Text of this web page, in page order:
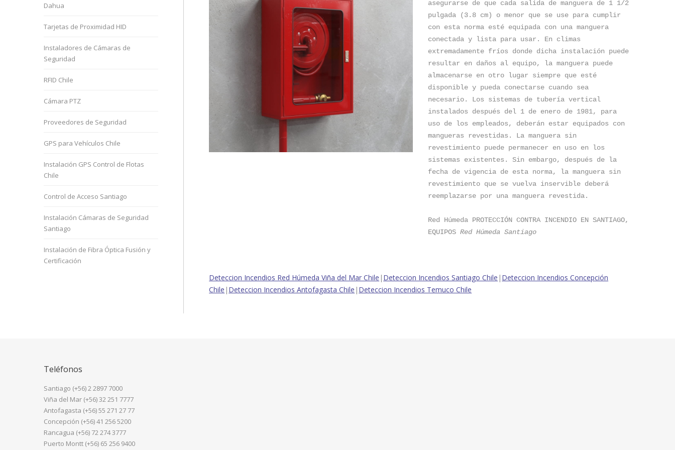
asegurarse de que cada salida de manguera de 1 1/2
pulgada (3.8 cm) o menor que se use para cumplir
con esta norma esté equipada con una manguera
conectada y lista para usar. En climas
extremadamente fríos donde dicha instalación puede
resultar en daños al equipo, la manguera puede
almacenarse en otro lugar siempre que esté
disponible y pueda conectarse cuando sea
necesario. Los sistemas de tubería vertical
instalados después del 1 de enero de 1981, para
uso de los empleados, deberán estar equipados con
mangueras revestidas. La manguera sin
revestimiento puede permanecer en uso en los
sistemas existentes. Sin embargo, después de la
fecha de vigencia de esta norma, la manguera sin
revestimiento que se vuelva inservible deberá
reemplazarse por una manguera revestida.
Red Húmeda PROTECCIÓN CONTRA INCENDIO EN SANTIAGO,
EQUIPOS Red Húmeda Santiago
Deteccion Incendios Red Húmeda Viña del Mar Chile | Deteccion Incendios Santiago Chile | Deteccion Incendios Concepción
Chile | Deteccion Incendios Antofagasta Chile | Deteccion Incendios Temuco Chile
Dahua
Tarjetas de Proximidad HID
Instaladores de Cámaras de
Seguridad
RFID Chile
Cámara PTZ
Proveedores de Seguridad
GPS para Vehículos Chile
Instalación GPS Control de Flotas
Chile
Control de Acceso Santiago
Instalación Cámaras de Seguridad
Santiago
Instalación de Fibra Óptica Fusión y
Certificación
Teléfonos
Santiago (+56) 2 2897 7000
Viña del Mar (+56) 32 251 7777
Antofagasta (+56) 55 271 27 77
Concepción (+56) 41 256 5200
Rancagua (+56) 72 274 3777
Puerto Montt (+56) 65 256 9400